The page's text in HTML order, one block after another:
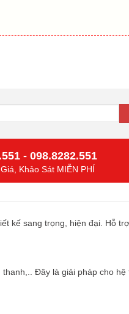
-098.8282.551
Khảo Sát MIỄN PHÍ
kế sang trọng, hiện đại. Hỗ
Đây là giải pháp cho hệ